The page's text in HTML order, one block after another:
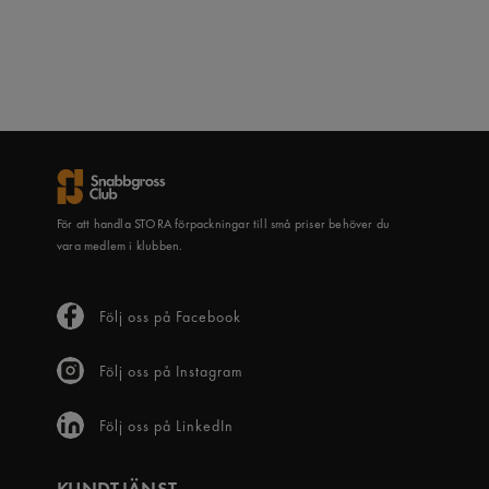
För att handla STORA förpackningar till små priser behöver du
vara medlem i klubben.
Följ oss på Facebook
Följ oss på Instagram
Följ oss på LinkedIn